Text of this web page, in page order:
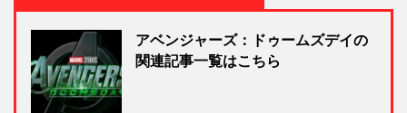
アベンジャーズ：ドゥームズデイの
関連記事一覧はこちら